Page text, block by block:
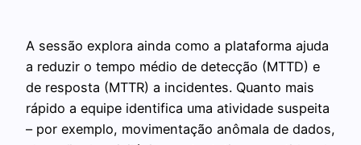
A sessão explora ainda como a plataforma ajuda
a reduzir o tempo médio de detecção (MTTD) e
de resposta (MTTR) a incidentes. Quanto mais
rápido a equipe identifica uma atividade suspeita
– por exemplo, movimentação anômala de dados,